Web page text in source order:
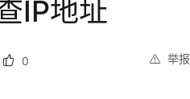
IP地址
举报
0